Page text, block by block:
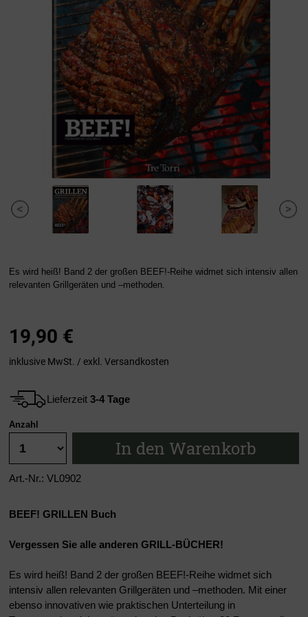
Es wird heiß! Band 2 der großen BEEF!-Reihe widmet sich intensiv allen
relevanten Grillgeräten und –methoden.
19,90 €
inklusive MwSt. / exkl. Versandkosten
Lieferzeit 3-4 Tage
Anzahl
In den Warenkorb
Art.-Nr.: VL0902
BEEF! GRILLEN Buch
Vergessen Sie alle anderen GRILL-BÜCHER!
Es wird heiß! Band 2 der großen BEEF!-Reihe widmet sich
intensiv allen relevanten Grillgeräten und –methoden. Mit einer
ebenso innovativen wie praktischen Unterteilung in